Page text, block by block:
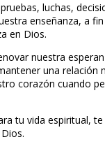
luchas,
enseñanza, a
en Dios.
nuestra
una relación
corazón cuando
tu vida espiritual,